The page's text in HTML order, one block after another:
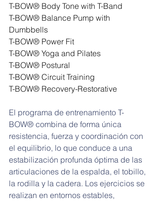
T-BOW® Body Tone with T-Band
T-BOW® Balance Pump with
Dumbbells
T-BOW® Power Fit
T-BOW® Yoga and Pilates
T-BOW® Postural
T-BOW® Circuit Training
T-BOW® Recovery-Restorative
El programa de entrenamiento T-
BOW® combina de forma única
resistencia, fuerza y ​​coordinación con
el equilibrio, lo que conduce a una
estabilización profunda óptima de las
articulaciones de la espalda, el tobillo,
la rodilla y la cadera. Los ejercicios se
realizan en entornos estables,